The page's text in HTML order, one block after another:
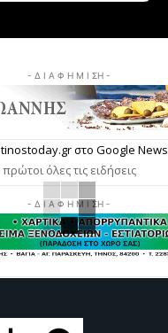
- Δ Ι Α Φ Η Μ Ι ΣΗ -
tinostoday.gr στο Google News
πρώτοι όλες τις ειδήσεις
- Δ Ι Α Φ Η Μ Ι ΣΗ -